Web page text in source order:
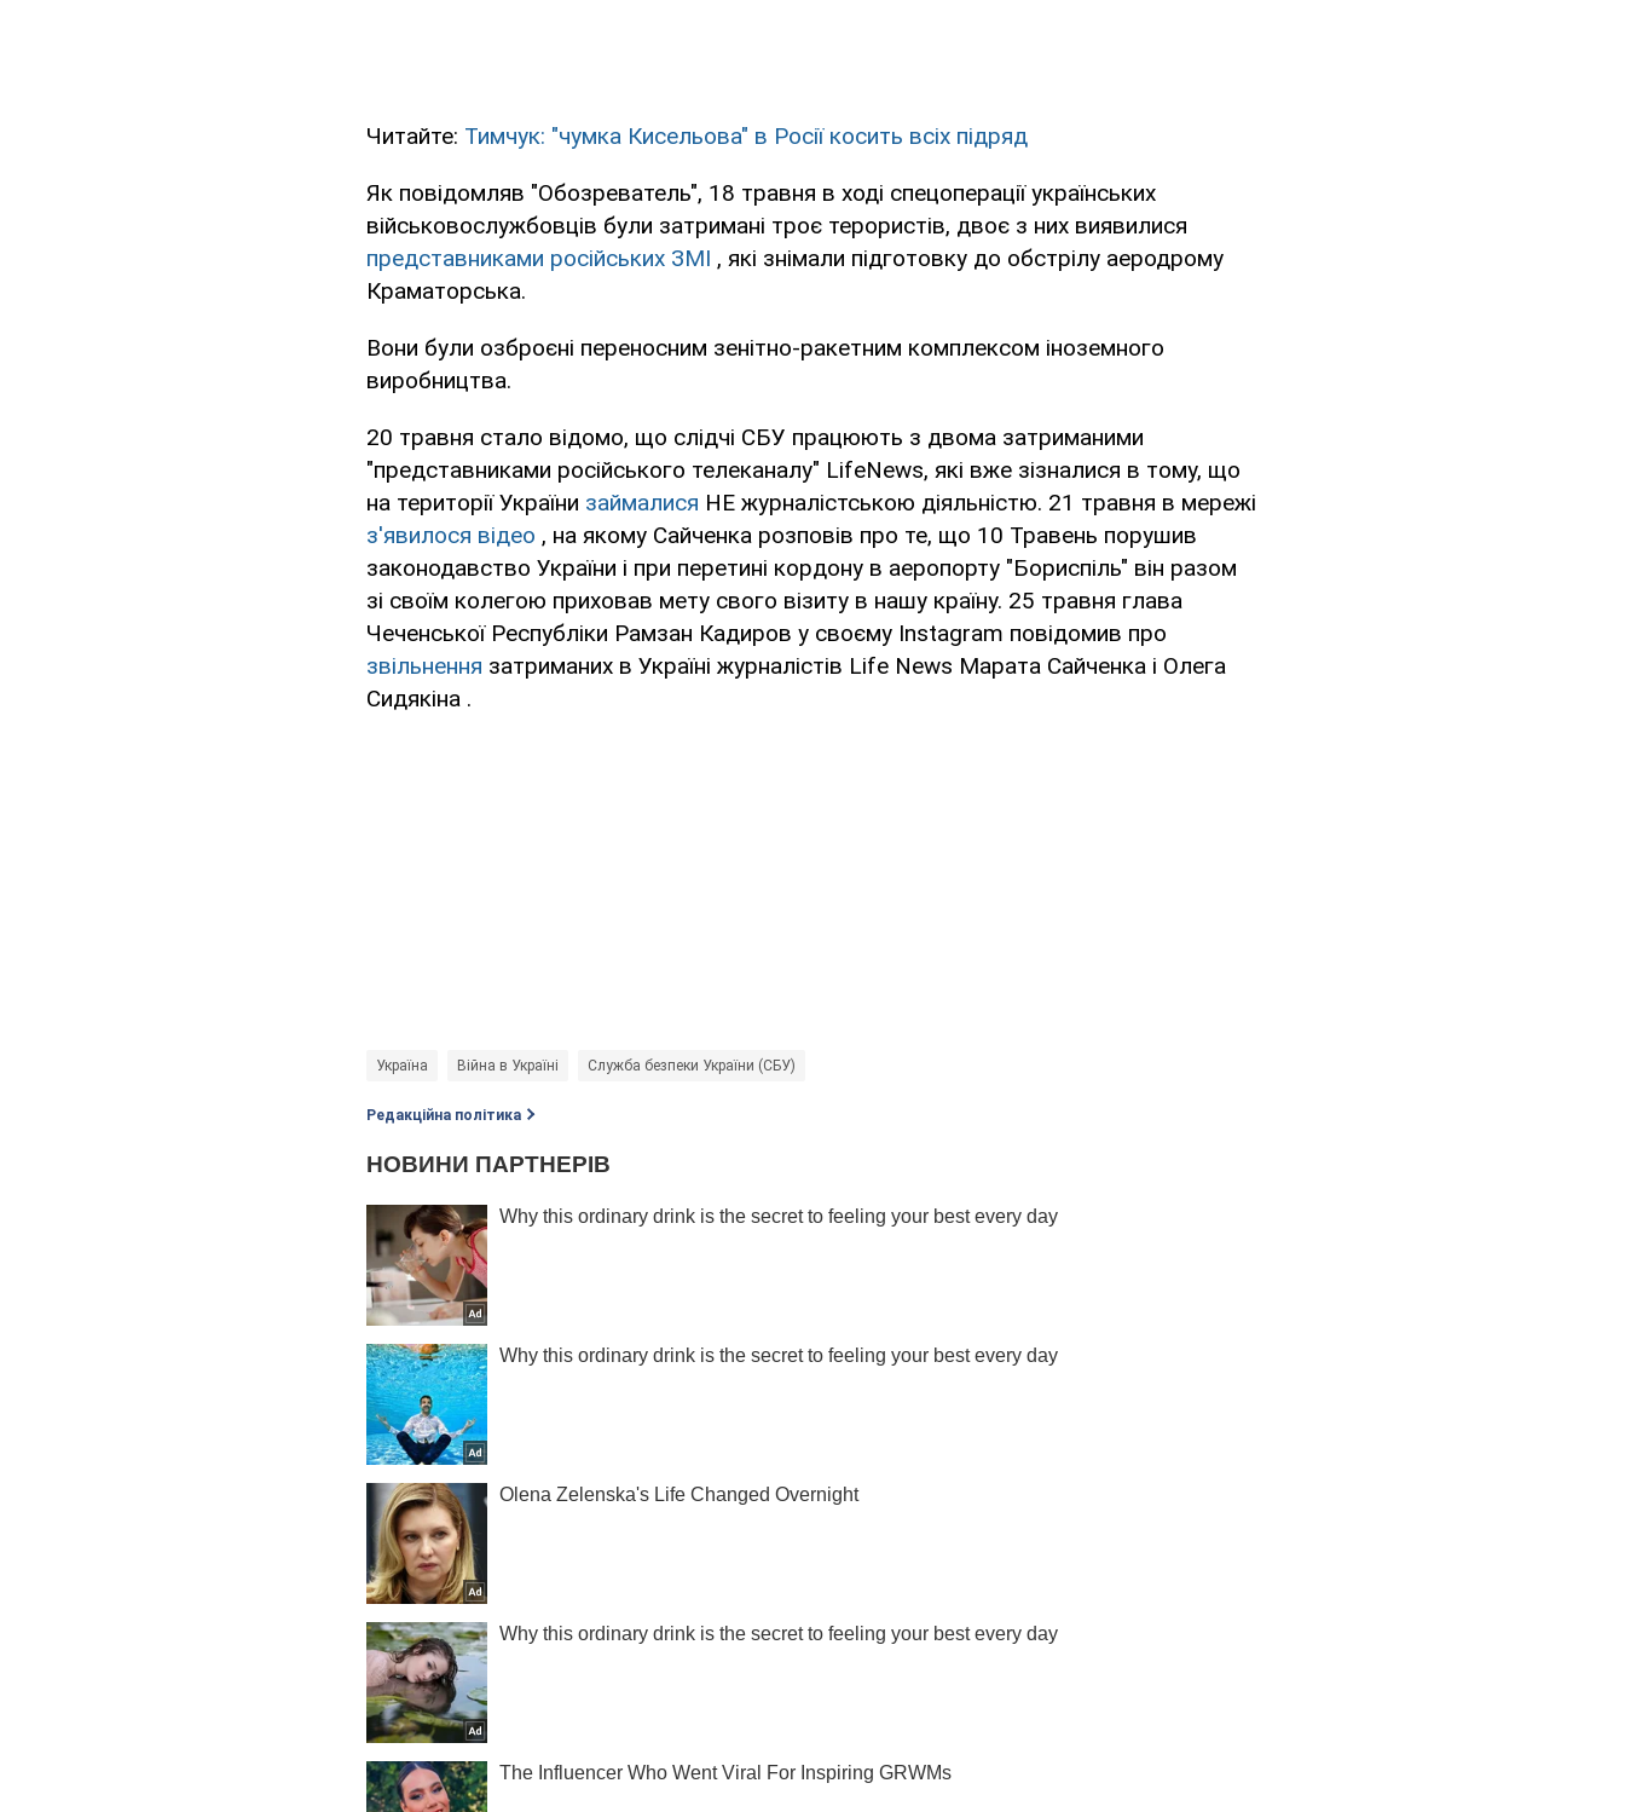
Читайте: Тимчук: "чумка Кисельова" в Росії косить всіх підряд
Як повідомляв "Обозреватель", 18 травня в ході спецоперації українських
військовослужбовців були затримані троє терористів, двоє з них виявилися
представниками російських ЗМІ , які знімали підготовку до обстрілу аеродрому
Краматорська.
Вони були озброєні переносним зенітно-ракетним комплексом іноземного
виробництва.
20 травня стало відомо, що слідчі СБУ працюють з двома затриманими
"представниками російського телеканалу" LifeNews, які вже зізналися в тому, що
на території України займалися НЕ журналістською діяльністю. 21 травня в мережі
з'явилося відео , на якому Сайченка розповів про те, що 10 Травень порушив
законодавство України і при перетині кордону в аеропорту "Бориспіль" він разом
зі своїм колегою приховав мету свого візиту в нашу країну. 25 травня глава
Чеченської Республіки Рамзан Кадиров у своєму Instagram повідомив про
звільнення затриманих в Україні журналістів Life News Марата Сайченка і Олега
Сидякіна .
Україна Війна в Україні Служба безпеки України (СБУ)
Редакційна політика